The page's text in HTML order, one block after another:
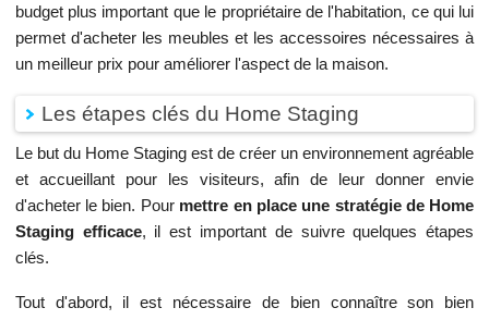
budget plus important que le propriétaire de l'habitation, ce qui lui
permet d'acheter les meubles et les accessoires nécessaires à
un meilleur prix pour améliorer l'aspect de la maison.
Les étapes clés du Home Staging
Le but du Home Staging est de créer un environnement agréable
et accueillant pour les visiteurs, afin de leur donner envie
d'acheter le bien. Pour mettre en place une stratégie de Home
Staging efficace, il est important de suivre quelques étapes
clés.
Tout d'abord, il est nécessaire de bien connaître son bien